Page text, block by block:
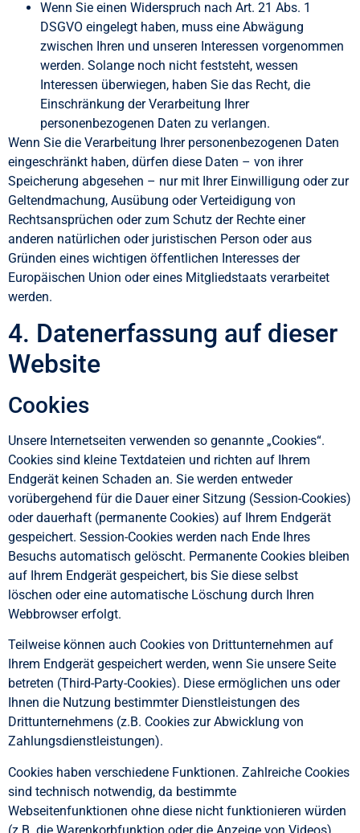
Wenn Sie einen Widerspruch nach Art. 21 Abs. 1
DSGVO eingelegt haben, muss eine Abwägung
zwischen Ihren und unseren Interessen vorgenommen
werden. Solange noch nicht feststeht, wessen
Interessen überwiegen, haben Sie das Recht, die
Einschränkung der Verarbeitung Ihrer
personenbezogenen Daten zu verlangen.
Wenn Sie die Verarbeitung Ihrer personenbezogenen Daten
eingeschränkt haben, dürfen diese Daten – von ihrer
Speicherung abgesehen – nur mit Ihrer Einwilligung oder zur
Geltendmachung, Ausübung oder Verteidigung von
Rechtsansprüchen oder zum Schutz der Rechte einer
anderen natürlichen oder juristischen Person oder aus
Gründen eines wichtigen öffentlichen Interesses der
Europäischen Union oder eines Mitgliedstaats verarbeitet
werden.
4. Datenerfassung auf dieser
Website
Cookies
Unsere Internetseiten verwenden so genannte „Cookies“.
Cookies sind kleine Textdateien und richten auf Ihrem
Endgerät keinen Schaden an. Sie werden entweder
vorübergehend für die Dauer einer Sitzung (Session-Cookies)
oder dauerhaft (permanente Cookies) auf Ihrem Endgerät
gespeichert. Session-Cookies werden nach Ende Ihres
Besuchs automatisch gelöscht. Permanente Cookies bleiben
auf Ihrem Endgerät gespeichert, bis Sie diese selbst
löschen oder eine automatische Löschung durch Ihren
Webbrowser erfolgt.
Teilweise können auch Cookies von Drittunternehmen auf
Ihrem Endgerät gespeichert werden, wenn Sie unsere Seite
betreten (Third-Party-Cookies). Diese ermöglichen uns oder
Ihnen die Nutzung bestimmter Dienstleistungen des
Drittunternehmens (z.B. Cookies zur Abwicklung von
Zahlungsdienstleistungen).
Cookies haben verschiedene Funktionen. Zahlreiche Cookies
sind technisch notwendig, da bestimmte
Webseitenfunktionen ohne diese nicht funktionieren würden
(z.B. die Warenkorbfunktion oder die Anzeige von Videos).